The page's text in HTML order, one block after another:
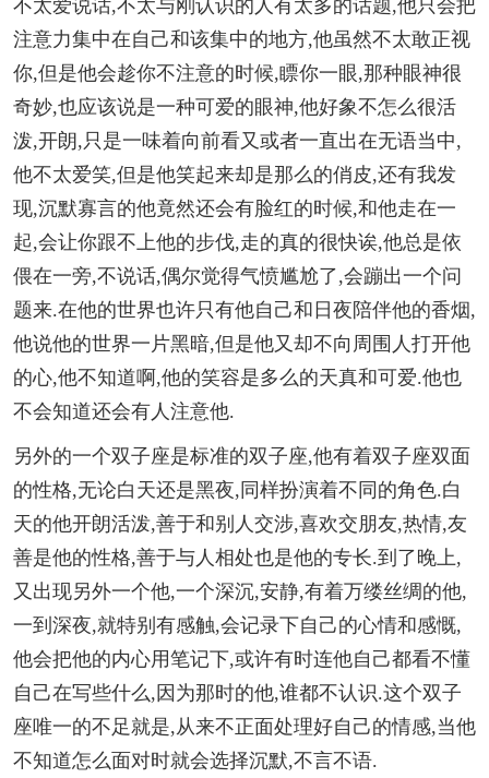
不太爱说话,不太与刚认识的人有太多的话题,他只会把
注意力集中在自己和该集中的地方,他虽然不太敢正视
你,但是他会趁你不注意的时候,瞟你一眼,那种眼神很
奇妙,也应该说是一种可爱的眼神,他好象不怎么很活
泼,开朗,只是一味着向前看又或者一直出在无语当中,
他不太爱笑,但是他笑起来却是那么的俏皮,还有我发
现,沉默寡言的他竟然还会有脸红的时候,和他走在一
起,会让你跟不上他的步伐,走的真的很快诶,他总是依
偎在一旁,不说话,偶尔觉得气愤尴尬了,会蹦出一个问
题来.在他的世界也许只有他自己和日夜陪伴他的香烟,
他说他的世界一片黑暗,但是他又却不向周围人打开他
的心,他不知道啊,他的笑容是多么的天真和可爱.他也
不会知道还会有人注意他.
另外的一个双子座是标准的双子座,他有着双子座双面
的性格,无论白天还是黑夜,同样扮演着不同的角色.白
天的他开朗活泼,善于和别人交涉,喜欢交朋友,热情,友
善是他的性格,善于与人相处也是他的专长.到了晚上,
又出现另外一个他,一个深沉,安静,有着万缕丝绸的他,
一到深夜,就特别有感触,会记录下自己的心情和感慨,
他会把他的内心用笔记下,或许有时连他自己都看不懂
自己在写些什么,因为那时的他,谁都不认识.这个双子
座唯一的不足就是,从来不正面处理好自己的情感,当他
不知道怎么面对时就会选择沉默,不言不语.